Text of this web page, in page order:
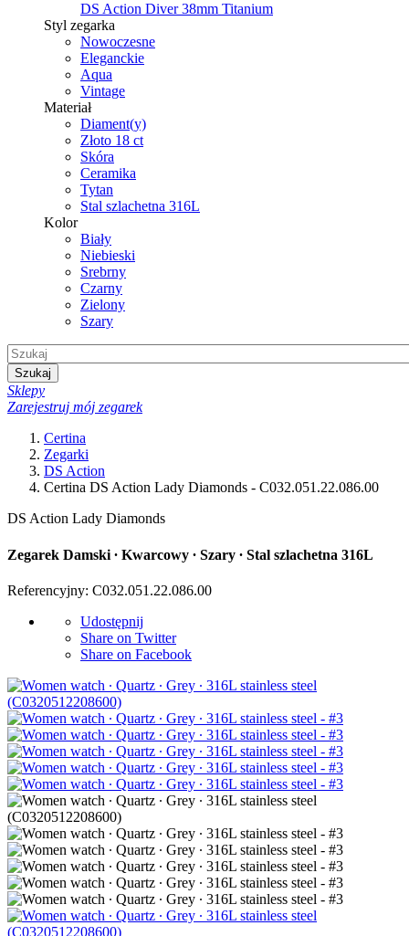
DS Action Diver 38mm Titanium
Styl zegarka
Nowoczesne
Eleganckie
Aqua
Vintage
Materiał
Diament(y)
Złoto 18 ct
Skóra
Ceramika
Tytan
Stal szlachetna 316L
Kolor
Biały
Niebieski
Srebrny
Czarny
Zielony
Szary
Szukaj
Sklepy
Zarejestruj mój zegarek
Certina
Zegarki
DS Action
Certina DS Action Lady Diamonds - C032.051.22.086.00
DS Action Lady Diamonds
Zegarek Damski ∙ Kwarcowy ∙ Szary ∙ Stal szlachetna 316L
Referencyjny: C032.051.22.086.00
Udostępnij
Share on Twitter
Share on Facebook